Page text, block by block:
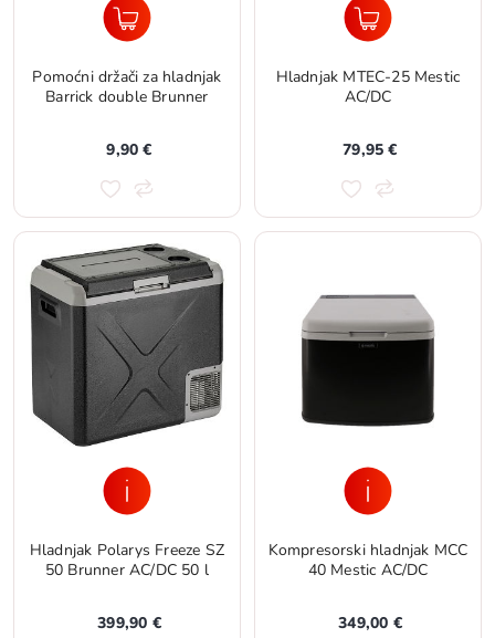
Pomoćni držači za hladnjak
Barrick double Brunner
9,90 €
Hladnjak MTEC-25 Mestic
AC/DC
79,95 €
Hladnjak Polarys Freeze SZ
50 Brunner AC/DC 50 l
399,90 €
Kompresorski hladnjak MCC
40 Mestic AC/DC
349,00 €